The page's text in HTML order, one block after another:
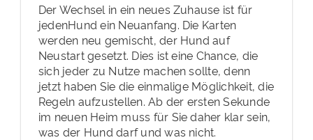
Der Wechsel in ein neues Zuhause ist für
jedenHund ein Neuanfang. Die Karten
werden neu gemischt, der Hund auf
Neustart gesetzt. Dies ist eine Chance, die
sich jeder zu Nutze machen sollte, denn
jetzt haben Sie die einmalige Möglichkeit, die
Regeln aufzustellen. Ab der ersten Sekunde
im neuen Heim muss für Sie daher klar sein,
was der Hund darf und was nicht.